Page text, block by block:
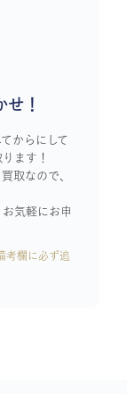
！
からにして
ます！
取なので、
気軽にお申
考欄に必ず追